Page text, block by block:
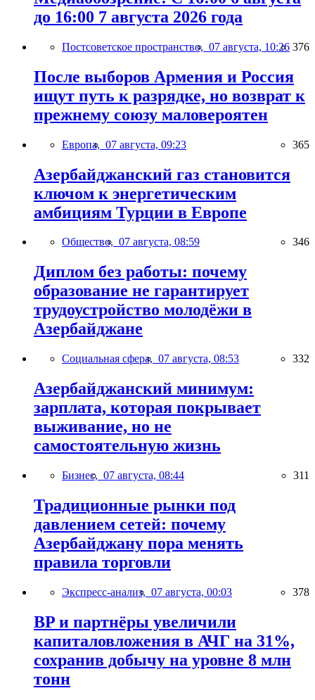
до 16:00 7 августа 2026 года
Постсоветское пространство, 07 августа, 10:26 376
После выборов Армения и Россия
ищут путь к разрядке, но возврат к
прежнему союзу маловероятен
Европа, 07 августа, 09:23 365
Азербайджанский газ становится
ключом к энергетическим
амбициям Турции в Европе
Общество, 07 августа, 08:59 346
Диплом без работы: почему
образование не гарантирует
трудоустройство молодёжи в
Азербайджане
Социальная сфера, 07 августа, 08:53 332
Азербайджанский минимум:
зарплата, которая покрывает
выживание, но не
самостоятельную жизнь
Бизнес, 07 августа, 08:44 311
Традиционные рынки под
давлением сетей: почему
Азербайджану пора менять
правила торговли
Экспресс-анализ, 07 августа, 00:03 378
BP и партнёры увеличили
капиталовложения в АЧГ на 31%,
сохранив добычу на уровне 8 млн
тонн